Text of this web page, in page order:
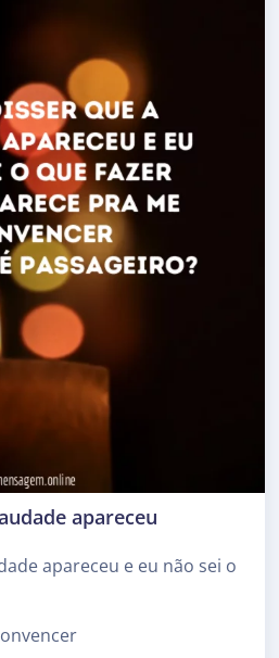
apareceu
apareceu e eu não sei o